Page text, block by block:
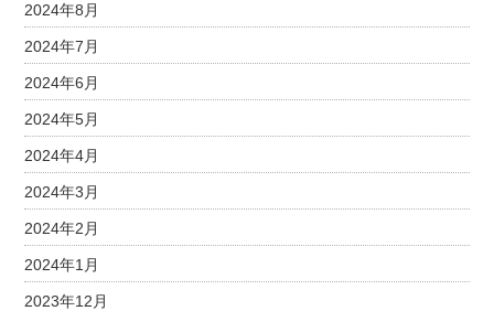
2024年8月
2024年7月
2024年6月
2024年5月
2024年4月
2024年3月
2024年2月
2024年1月
2023年12月